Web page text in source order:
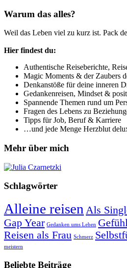
Warum das alles?
Weil das Leben viel zu kurz ist. Pack
Hier findest du:
Authentische Reiseberichte,
Magic Moments & der Zaubers
Denkanstöße für deine inneren
Gedankenreisen, Mindset &
Spannende Themen rund um
Fragen des Lebens zu
Tipps für Job, Beruf & Karriere
…und jede Menge Herzblut
Mehr über mich
Schlagwörter
Alleine reisen Als
Gap Year Gedanken ums Leben
Reisen als Frau Schmerz
meistern
Beliebte Beiträge